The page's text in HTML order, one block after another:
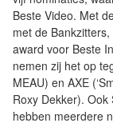
Beste Video. Met
met de
award voor Beste
nemen zij het op
MEAU) en AXE
Roxy Dekker).
hebben meerdere